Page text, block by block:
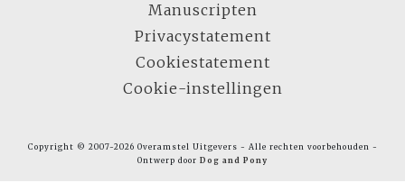
Manuscripten
Privacystatement
Cookiestatement
Cookie-instellingen
Copyright © 2007-2026 Overamstel Uitgevers - Alle rechten voorbehouden -
Ontwerp door Dog and Pony